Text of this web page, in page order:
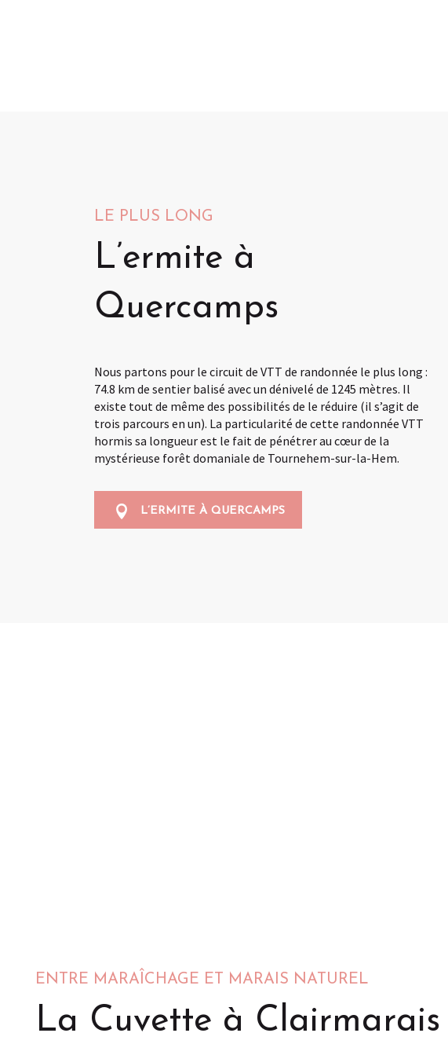
LE PLUS LONG
L’ermite à
Quercamps
Nous partons pour le circuit de VTT de randonnée le plus long :
74.8 km de sentier balisé avec un dénivelé de 1245 mètres. Il
existe tout de même des possibilités de le réduire (il s’agit de
trois parcours en un). La particularité de cette randonnée VTT
hormis sa longueur est le fait de pénétrer au cœur de la
mystérieuse forêt domaniale de Tournehem-sur-la-Hem.
L’ERMITE À QUERCAMPS
ENTRE MARAÎCHAGE ET MARAIS NATUREL
La Cuvette à Clairmarais